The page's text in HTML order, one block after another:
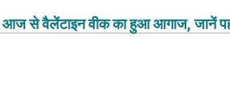
से वैलेंटाइन वीक का हुआ आगाज, जानें